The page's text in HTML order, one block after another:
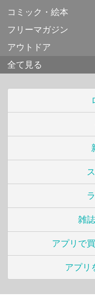
コミック・絵本
フリーマガジン
アウトドア
全て見る
雑
アプリで
アプリ